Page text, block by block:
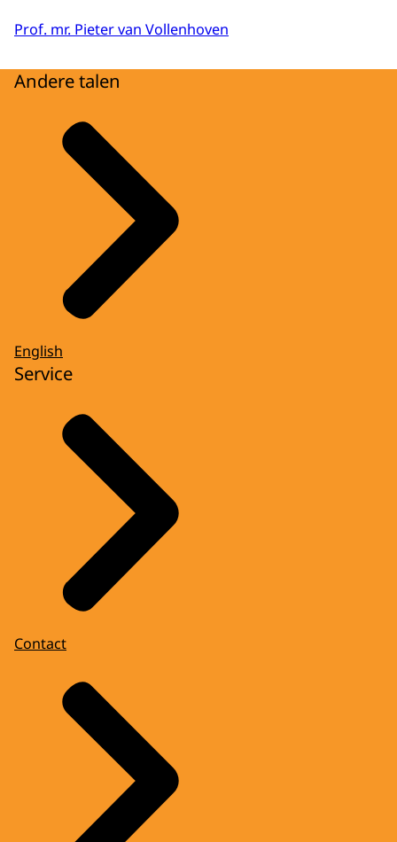
Prof. mr. Pieter van Vollenhoven
Andere talen
English
Service
Contact